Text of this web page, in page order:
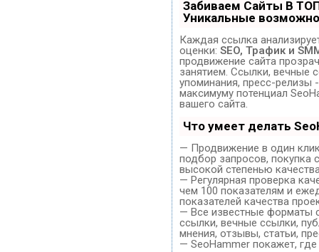
Забиваем Сайты В
Уникальные
Каждая ссылка
оценки:SEO, Трафик и
продвижение сайта
занятием. Ссылки, вечные
упоминания, пресс-релизы
максимуму потенциал
вашего сайта.
Что умеет делать
— Продвижение в один
подбор запросов, покупка
высокой степенью
— Регулярная проверка
чем 100 показателям и
показателей качества
— Все известные форматы
ссылки, вечные ссылки,
мнения, отзывы, статьи,
— SeoHammer покажет,